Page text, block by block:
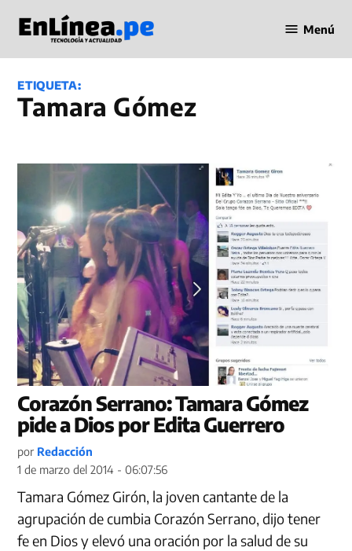
contenido
en Línea
Menú
ETIQUETA:
Tamara Gómez
Corazón Serrano: Tamara Gómez
pide a Dios por Edita Guerrero
por Redacción
1 de marzo del 2014 - 06:07:56
Tamara Gómez Girón, la joven cantante de la
agrupación de cumbia Corazón Serrano, dijo tener
fe en Dios y elevó una oración por la salud de su